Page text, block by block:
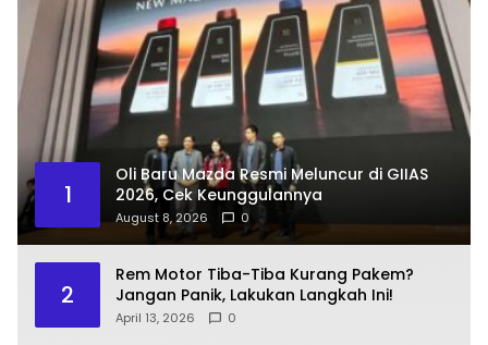
1
Oli Baru Mazda Resmi Meluncur di GIIAS
2026, Cek Keunggulannya
August 8, 2026 0
2
Rem Motor Tiba-Tiba Kurang Pakem?
Jangan Panik, Lakukan Langkah Ini!
April 13, 2026 0